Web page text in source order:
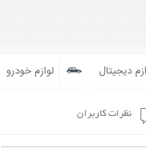
دیجیتال لوازم خودرو
نظرات کاربران